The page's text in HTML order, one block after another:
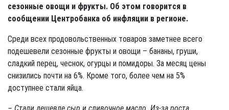
сезонные овощи и фрукты. Об этом говорится в
сообщении Центробанка об инфляции в регионе.
Среди всех продовольственных товаров заметнее всего
подешевели сезонные фрукты и овощи – бананы, груши,
сладкий перец, чеснок, огурцы и помидоры. За месяц цены
снизились почти на 6%. Кроме того, более чем на 5%
доступнее стали яйца.